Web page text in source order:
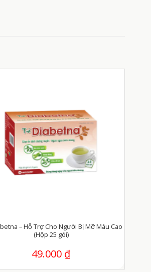
– Hỗ Trợ Cho Người Bị Mỡ Máu Cao
(Hộp 25 gói)
49.000 ₫